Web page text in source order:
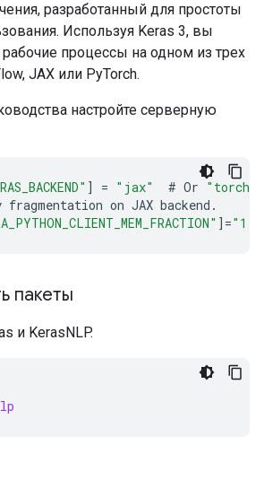
разработанный для простоты
Используя Keras 3, вы
процессы на одном из трех
JAX или PyTorch.
настройте серверную
] = "jax" # Or "torch"
fragmentation on JAX backend .
] =
пакеты
и KerasNLP.